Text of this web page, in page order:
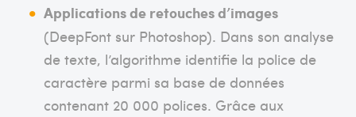
Applications de retouches d’images
(DeepFont sur Photoshop). Dans son analyse
de texte, l’algorithme identifie la police de
caractère parmi sa base de données
contenant 20 000 polices. Grâce aux